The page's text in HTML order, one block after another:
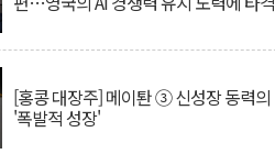
[홍콩 대장주] 메이퇀 ③ 신성장 동력의
'폭발적 성장'